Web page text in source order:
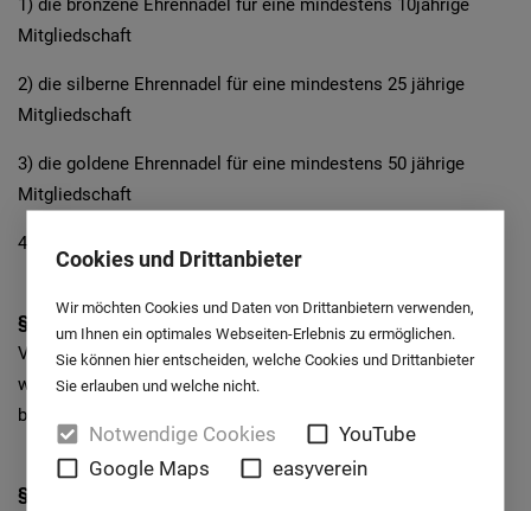
Cookies und Drittanbieter
Wir möchten Cookies und Daten von Drittanbietern verwenden,
um Ihnen ein optimales Webseiten-Erlebnis zu ermöglichen.
Sie können hier entscheiden, welche Cookies und Drittanbieter
Sie erlauben und welche nicht.
Notwendige Cookies
YouTube
Google Maps
easyverein
Mitgliedschaft
2) die silberne Ehrennadel für eine mindestens 25 jährige
Mitgliedschaft
3) die goldene Ehrennadel für eine mindestens 50 jährige
Mitgliedschaft
4) die Treuenadel für besondere Verdienste
§ 2 Ehrenmitglied
Vereinsmitgliedern kann die Ehrenmitgliedschaft verliehen
werden für eine mindestens 60jährige Mitgliedschaft oder für
besondere Leistungen und Verdienste.
§ 3 Ehrenvorsitz